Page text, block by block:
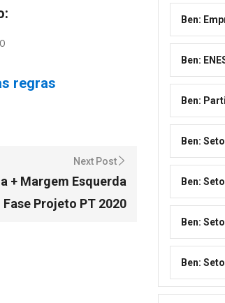
regras
Next Post
+ Margem Esquerda
Fase Projeto PT 2020
Ben:
Ben:
Ben:
Ben:
Ben:
Ben:
Ben: